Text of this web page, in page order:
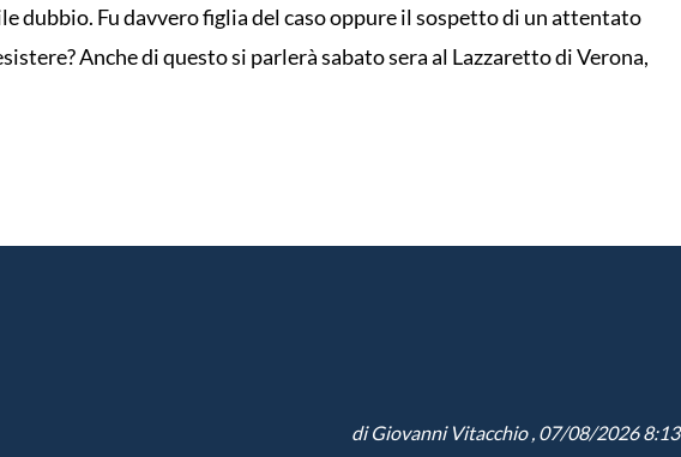
dubbio. Fu davvero figlia del caso oppure il sospetto di un attentato
Anche di questo si parlerà sabato sera al Lazzaretto di Verona,
diGiovanni Vitacchio, 07/08/2026 8:13